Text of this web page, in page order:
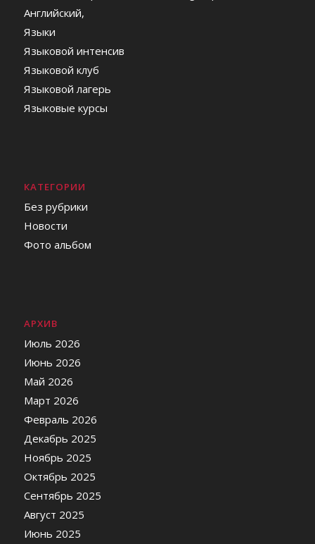
Английский,
Языки
Языковой интенсив
Языковой клуб
Языковой лагерь
Языковые курсы
КАТЕГОРИИ
Без рубрики
Новости
Фото альбом
АРХИВ
Июль 2026
Июнь 2026
Май 2026
Март 2026
Февраль 2026
Декабрь 2025
Ноябрь 2025
Октябрь 2025
Сентябрь 2025
Август 2025
Июнь 2025